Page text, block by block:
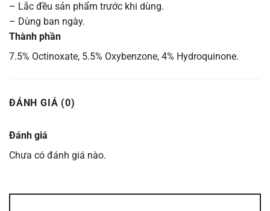
– Lắc đều sản phẩm trước khi dùng.
– Dùng ban ngày.
Thành phần
7.5% Octinoxate, 5.5% Oxybenzone, 4% Hydroquinone.
ĐÁNH GIÁ (0)
Đánh giá
Chưa có đánh giá nào.